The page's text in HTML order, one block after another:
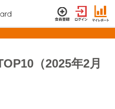
（2025年2月